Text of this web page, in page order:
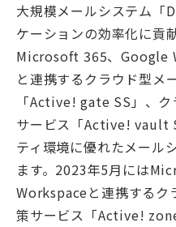
大規模メールシステム「
ケーションの効率化に貢
Microsoft 365、Google
と連携するクラウド型メ
「Active! gate SS」、
サービス「Active! vault
ティ環境に優れたメール
ます。2023年5月には
Workspaceと連携するク
策サービス「Active!